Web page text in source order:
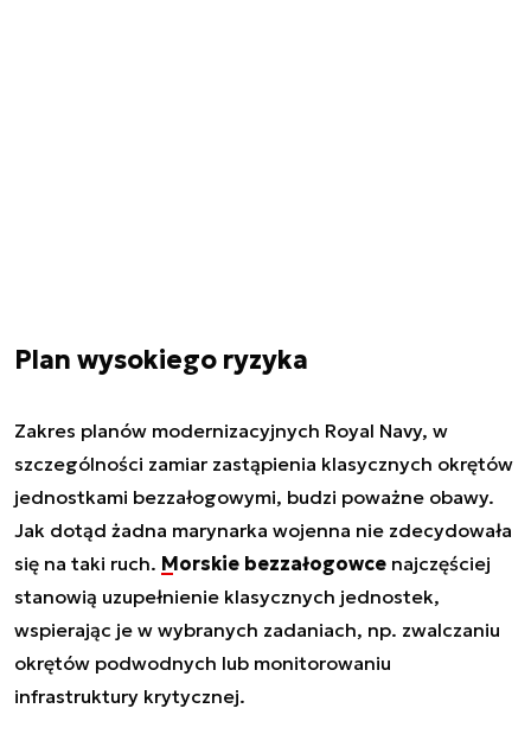
Plan wysokiego ryzyka
Zakres planów modernizacyjnych Royal Navy, w
szczególności zamiar zastąpienia klasycznych okrętów
jednostkami bezzałogowymi, budzi poważne obawy.
Jak dotąd żadna marynarka wojenna nie zdecydowała
się na taki ruch. Morskie bezzałogowce najczęściej
stanowią uzupełnienie klasycznych jednostek,
wspierając je w wybranych zadaniach, np. zwalczaniu
okrętów podwodnych lub monitorowaniu
infrastruktury krytycznej.